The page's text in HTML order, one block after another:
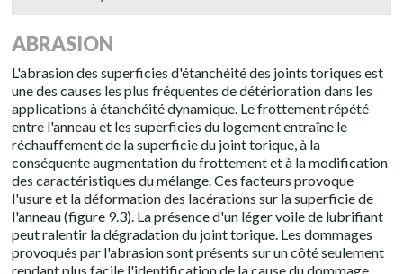
ABRASION
L'abrasion des superficies d'étanchéité des joints toriques est
une des causes les plus fréquentes de détérioration dans les
applications à étanchéité dynamique. Le frottement répété
entre l'anneau et les superficies du logement entraîne le
réchauffement de la superficie du joint torique, à la
conséquente augmentation du frottement et à la modification
des caractéristiques du mélange. Ces facteurs provoque
l'usure et la déformation des lacérations sur la superficie de
l'anneau (figure 9.3). La présence d'un léger voile de lubrifiant
peut ralentir la dégradation du joint torique. Les dommages
provoqués par l'abrasion sont présents sur un côté seulement
rendant plus facile l'identification de la cause du dommage.